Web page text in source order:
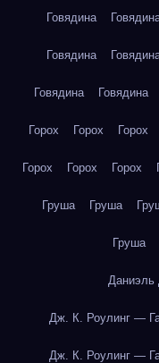
Говядина
Говядина
Говядина Говядина
Горох Горох Горох
Горох Горох Горох
Груша Груша
Груша
Даниэль
Дж. К. Роулинг —
Дж. К. Роулинг —